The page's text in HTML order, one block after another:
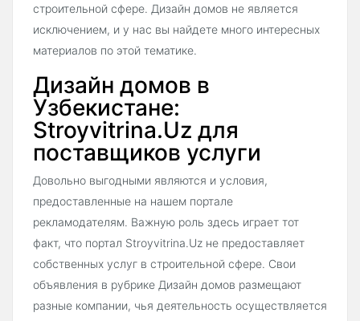
строительной сфере. Дизайн домов не является
исключением, и у нас вы найдете много интересных
материалов по этой тематике.
Дизайн домов в
Узбекистане:
Stroyvitrina.Uz для
поставщиков услуги
Довольно выгодными являются и условия,
предоставленные на нашем портале
рекламодателям. Важную роль здесь играет тот
факт, что портал Stroyvitrina.Uz не предоставляет
собственных услуг в строительной сфере. Свои
объявления в рубрике Дизайн домов размещают
разные компании, чья деятельность осуществляется